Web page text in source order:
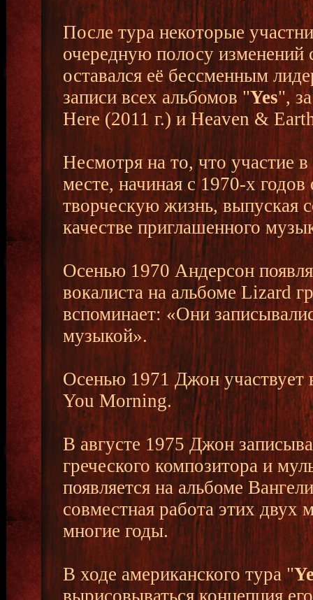
После тура некоторые
очередную полосу изменений
оставался её бессменным
записи всех альбомов "Yes",
Here (2011 г.) и Heaven &
Несмотря на то, что участие
месте, начиная с 1970-х
творческую жизнь, выпуская
качестве приглашенного
Осенью 1970 Андерсон
вокалиста на альбоме Lizard
вспоминает: «Они
музыкой».
Осенью 1971 Джон
You Morning.
В августе 1975 Джон
греческого композитора и
появляется на альбоме
совместная работа этих двух
многие годы.
В ходе американского тура "
вырисовываться концепция